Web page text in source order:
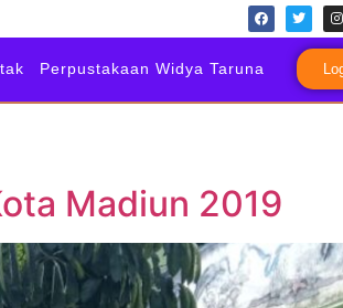
Perpustakaan Widya Taruna
Madiun 2019